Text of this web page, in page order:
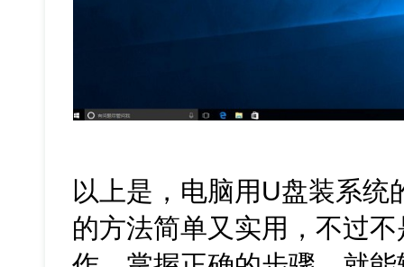
以上是，电脑用U盘装系
的方法简单又实用，不过